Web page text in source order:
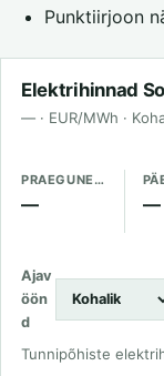
Punktiirjoon
Elektrihinnad
— · EUR/MWh ·
PRAEGUNE HIND
— —
Ajav
öön
d
Tunnipõhiste